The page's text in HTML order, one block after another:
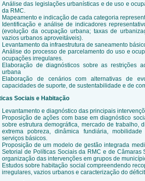
Análise das legislações urbanísticas e de uso e
da RMC.
Mapeamento e indicação de cada categoria
Identificação e análise de indicadores
(evolução da ocupação urbana; taxas de
vazios urbanos aproveitáveis).
Levantamento da infraestrutura de saneamento
Análise do processo de parcelamento do uso e
ocupações irregulares.
Elaboração de diagnósticos sobre as restrições
urbana
Elaboração de cenários com alternativas de
capacidades de suporte, de sustentabilidade e de
Sociais e Habitação
Levantamento e diagnóstico das principais
Proposição de ações com base em diagnóstico
sobre estrutura demográfica, mercado de trabalho,
extrema pobreza, dinâmica fundiária,
serviços básicos.
Proposição de um modelo de gestão integrada
Setorial de Políticas Sociais da RMC e de Câmaras
organização das intervenções em grupos de
Estudos sobre habitação social compreendendo
irregulares, vazios urbanos e caracterização do